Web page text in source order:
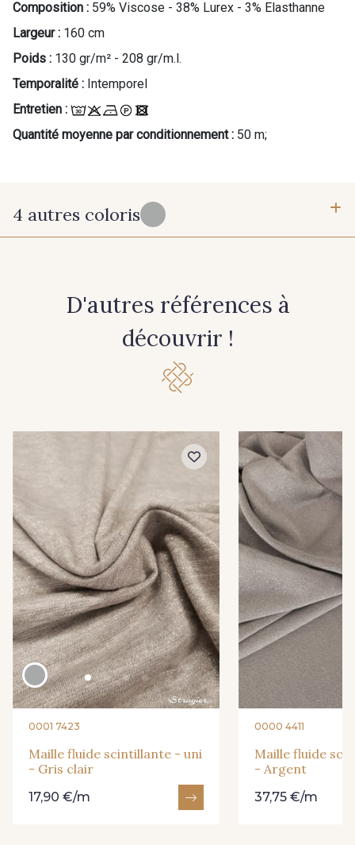
Composition : 59% Viscose - 38% Lurex - 3% Elasthanne
Largeur : 160 cm
Poids : 130 gr/m² - 208 gr/m.l.
Temporalité : Intemporel
Entretien :
Quantité moyenne par conditionnement : 50 m;
4 autres coloris
D'autres références à
découvrir !
0001 7423
Maille fluide scintillante - uni
- Gris clair
17,90 €/m
0000 4411
Maille fluide
- Argent
37,75 €/m